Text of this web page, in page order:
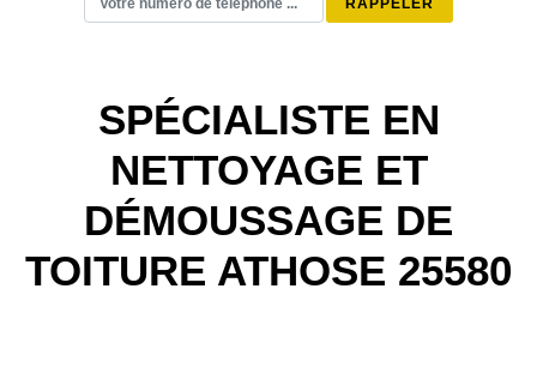
SPÉCIALISTE EN
NETTOYAGE ET
DÉMOUSSAGE DE
TOITURE ATHOSE 25580